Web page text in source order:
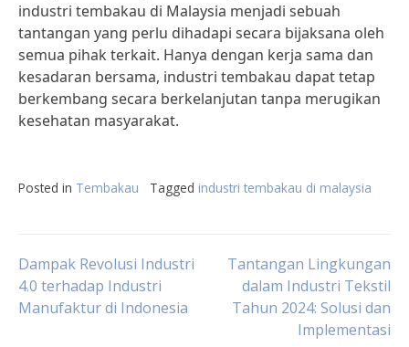
industri tembakau di Malaysia menjadi sebuah
tantangan yang perlu dihadapi secara bijaksana oleh
semua pihak terkait. Hanya dengan kerja sama dan
kesadaran bersama, industri tembakau dapat tetap
berkembang secara berkelanjutan tanpa merugikan
kesehatan masyarakat.
Posted in Tembakau Tagged industri tembakau di malaysia
Post
navigation
Dampak Revolusi Industri
4.0 terhadap Industri
Manufaktur di Indonesia
Tantangan Lingkungan
dalam Industri Tekstil
Tahun 2024: Solusi dan
Implementasi